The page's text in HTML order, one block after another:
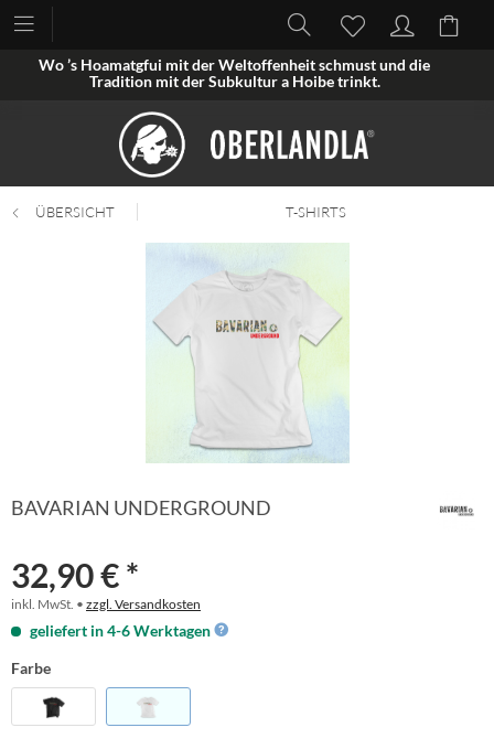
Wo ’s Hoamatgfui mit der Weltoffenheit schmust und die
Tradition mit der Subkultur a Hoibe trinkt.
ÜBERSICHT T-SHIRTS
BAVARIAN UNDERGROUND
32,90 € *
inkl. MwSt. • zzgl. Versandkosten
geliefert in 4-6 Werktagen
Farbe